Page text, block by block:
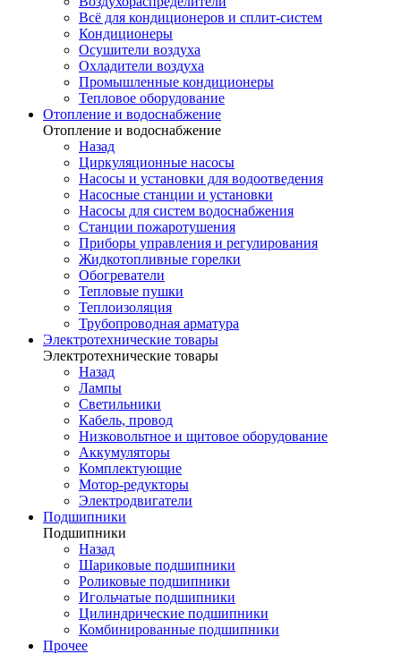
Всё для кондиционеров и сплит-систем
Кондиционеры
Осушители воздуха
Охладители воздуха
Промышленные кондиционеры
Тепловое оборудование
Отопление и водоснабжение
Отопление и водоснабжение
Назад
Циркуляционные насосы
Насосы и установки для водоотведения
Насосные станции и установки
Насосы для систем водоснабжения
Станции пожаротушения
Приборы управления и регулирования
Жидкотопливные горелки
Обогреватели
Тепловые пушки
Теплоизоляция
Трубопроводная арматура
Электротехнические товары
Электротехнические товары
Назад
Лампы
Светильники
Кабель, провод
Низковольтное и щитовое оборудование
Аккумуляторы
Комплектующие
Мотор-редукторы
Электродвигатели
Подшипники
Подшипники
Назад
Шариковые подшипники
Роликовые подшипники
Игольчатые подшипники
Цилиндрические подшипники
Комбинированные подшипники
Прочее